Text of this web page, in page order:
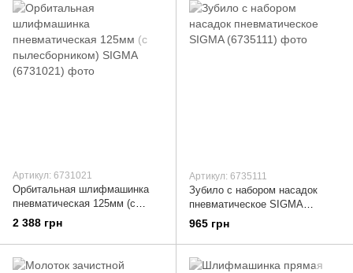
Артикул: 6731021
Орбитальная шлифмашинка
пневматическая 125мм (с
пылесборником) SIGMA
(6731021)
2 388 грн
Артикул: 6735111
Зубило с набором насадок
пневматическое SIGMA
(6735111)
965 грн